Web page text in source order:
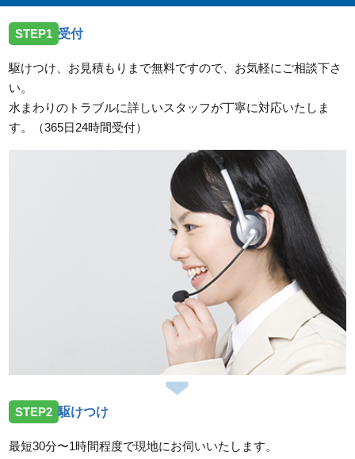
岐阜県大垣市昼飯町の現場に台所蛇口のトラブルでお
岐阜県可児郡御嵩町の住宅へ台所排水つまりのトラブ
ルでお伺いしました。
岐阜県羽島郡岐南町の住宅へ台所蛇口故障のトラブル
岐阜県揖斐郡大野町の住宅へ台所蛇口水漏れのトラブ
岐阜県揖斐郡大野町の住宅へ台所排水つまりのトラブ
岐阜県本巣市三橋の住宅へ洗面蛇口水漏れのトラブル
でお伺いしました。
STEP1 受付
駆けつけ、お見積もりまで無料ですので、お気軽にご相談下さ
い。
水まわりのトラブルに詳しいスタッフが丁寧に対応いたしま
す。（365日24時間受付）
STEP2 駆けつけ
最短30分〜1時間程度で現地にお伺いいたします。